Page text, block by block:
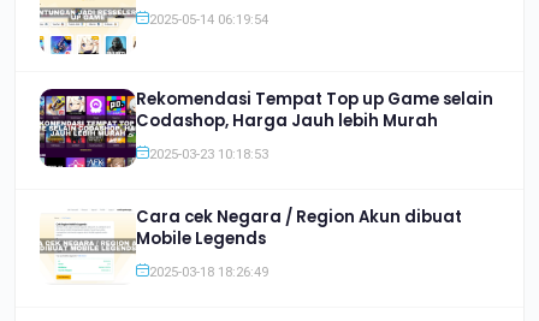
2025-05-14 06:19:54
Rekomendasi Tempat Top up Game selain
Codashop, Harga Jauh lebih Murah
2025-03-23 10:18:53
Cara cek Negara / Region Akun dibuat
Mobile Legends
2025-03-18 18:26:49